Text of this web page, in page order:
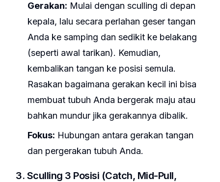
Gerakan: Mulai dengan sculling di depan
kepala, lalu secara perlahan geser tangan
Anda ke samping dan sedikit ke belakang
(seperti awal tarikan). Kemudian,
kembalikan tangan ke posisi semula.
Rasakan bagaimana gerakan kecil ini bisa
membuat tubuh Anda bergerak maju atau
bahkan mundur jika gerakannya dibalik.
Fokus: Hubungan antara gerakan tangan
dan pergerakan tubuh Anda.
3. Sculling 3 Posisi (Catch, Mid-Pull,